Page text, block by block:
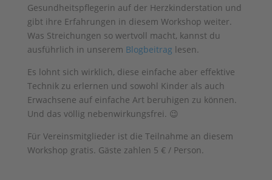
Gesundheitspflegerin auf der Herzkinderstation und
gibt ihre Erfahrungen in diesem Workshop weiter.
Was Streichungen so wertvoll macht, kannst du
ausführlich in unserem Blogbeitrag lesen.
Es lohnt sich wirklich, diese einfache aber effektive
Technik zu erlernen und sowohl Kinder als auch
Erwachsene auf einfache Art beruhigen zu können.
Und das völlig nebenwirkungsfrei. 😉
Für Vereinsmitglieder ist die Teilnahme an diesem
Workshop gratis. Gäste zahlen 5 € / Person.